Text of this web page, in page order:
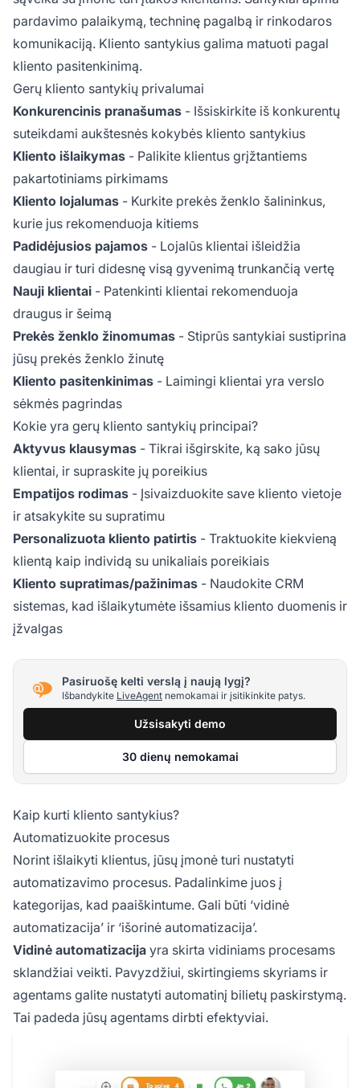
pardavimo palaikymą, techninę pagalbą ir rinkodaros
komunikaciją. Kliento santykius galima matuoti pagal
kliento pasitenkinimą.
Gerų kliento santykių privalumai
Konkurencinis pranašumas - Išsiskirkite iš konkurentų
suteikdami aukštesnės kokybės kliento santykius
Kliento išlaikymas - Palikite klientus grįžtantiems
pakartotiniams pirkimams
Kliento lojalumas - Kurkite prekės ženklo šalininkus,
kurie jus rekomenduoja kitiems
Padidėjusios pajamos - Lojalūs klientai išleidžia
daugiau ir turi didesnę visą gyvenimą trunkančią vertę
Nauji klientai - Patenkinti klientai rekomenduoja
draugus ir šeimą
Prekės ženklo žinomumas - Stiprūs santykiai sustiprina
jūsų prekės ženklo žinutę
Kliento pasitenkinimas - Laimingi klientai yra verslo
sėkmės pagrindas
Kokie yra gerų kliento santykių principai?
Aktyvus klausymas - Tikrai išgirskite, ką sako jūsų
klientai, ir supraskite jų poreikius
Empatijos rodimas - Įsivaizduokite save kliento vietoje
ir atsakykite su supratimu
Personalizuota kliento patirtis - Traktuokite kiekvieną
klientą kaip individą su unikaliais poreikiais
Kliento supratimas/pažinimas - Naudokite CRM
sistemas, kad išlaikytumėte išsamius kliento duomenis ir
įžvalgas
Pasiruošę kelti verslą į naują lygį?
Išbandykite LiveAgent nemokamai ir įsitikinkite patys.
Užsisakyti demo
30 dienų nemokamai
Kaip kurti kliento santykius?
Automatizuokite procesus
Norint išlaikyti klientus, jūsų įmonė turi nustatyti
automatizavimo procesus. Padalinkime juos į
kategorijas, kad paaiškintume. Gali būti ‘vidinė
automatizacija’ ir ‘išorinė automatizacija’.
Vidinė automatizacija yra skirta vidiniams procesams
sklandžiai veikti. Pavyzdžiui, skirtingiems skyriams ir
agentams galite nustatyti automatinį bilietų paskirstymą.
Tai padeda jūsų agentams dirbti efektyviai.